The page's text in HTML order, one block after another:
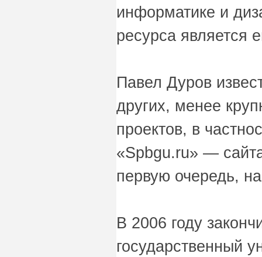
информатике и
ресурса является
Павел Дуров
других, менее
проектов, в
«Spbgu.ru» —
первую очередь,
В 2006 году
государственный